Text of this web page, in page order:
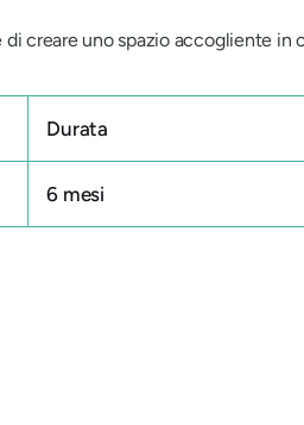
creare uno spazio accogliente in
Durata
6 mesi